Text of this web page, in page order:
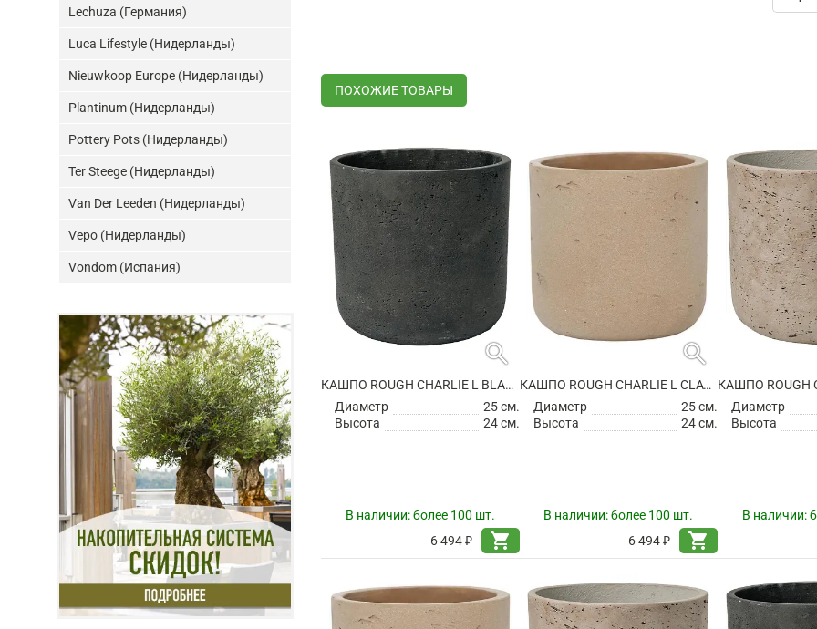
ПОХОЖИЕ ТОВАРЫ
search
КАШПО ROUGH CHARLIE L BLACK WASHED
Диаметр
25 см.
Высота
24 см.
В наличии:более 100 шт.
6 494 ₽
shopping_cart
search
КАШПО ROUGH CHARLIE L CLAY WASHED
Диаметр
25 см.
Высота
24 см.
В наличии:более 100 шт.
6 494 ₽
shopping_cart
Диаметр
Высота
В наличии:
Lechuza (Германия)
Luca Lifestyle (Нидерланды)
Nieuwkoop Europe (Нидерланды)
Plantinum (Нидерланды)
Pottery Pots (Нидерланды)
Ter Steege (Нидерланды)
Van Der Leeden (Нидерланды)
Vepo (Нидерланды)
Vondom (Испания)